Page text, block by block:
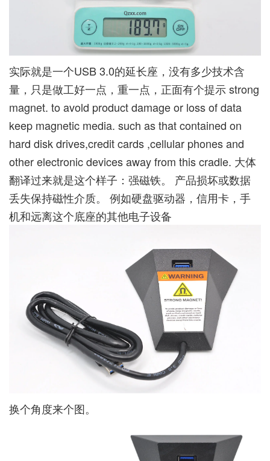
实际就是一个USB 3.0的延长座，没有多少技术含
量，只是做工好一点，重一点，正面有个提示 strong
magnet. to avold product damage or loss of data
keep magnetic media. such as that contained on
hard disk drives,credit cards ,cellular phones and
other electronic devices away from this cradle. 大体
翻译过来就是这个样子：强磁铁。 产品损坏或数据
丢失保持磁性介质。 例如硬盘驱动器，信用卡，手
机和远离这个底座的其他电子设备
换个角度来个图。